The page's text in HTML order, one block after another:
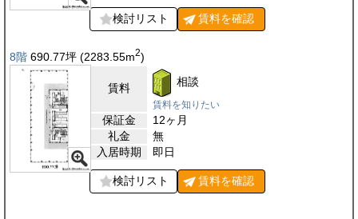
検討リスト 賃料を確認
8階 690.77坪 (2283.55m2)
賃料 相談
賃料を知りたい
保証金
12ヶ月
礼金
無
入居時期
即日
検討リスト 賃料を確認